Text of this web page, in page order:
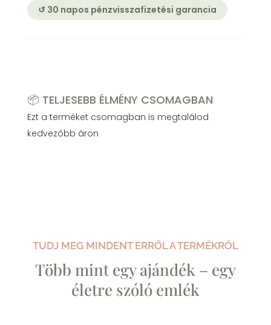
↺ 30 napos pénzvisszafizetési garancia
📦 TELJESEBB ÉLMÉNY CSOMAGBAN
Ezt a terméket csomagban is megtalálod
kedvezőbb áron
TUDJ MEG MINDENT ERRŐL A TERMÉKRŐL
Több mint egy ajándék – egy
életre szóló emlék